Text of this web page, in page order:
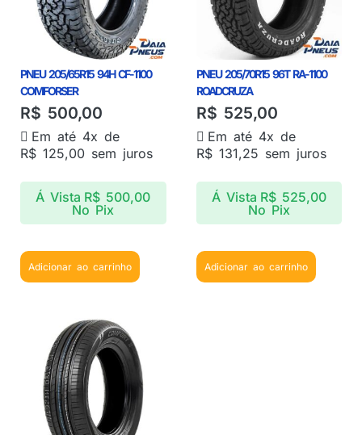
PNEU 205/65R15 94H CF-1100
COMFORSER
R$ 500,00
Em até 4x de
R$ 125,00 sem juros
Á Vista R$ 500,00
No Pix
Adicionar ao carrinho
PNEU 205/70R15 96T RA-1100
ROADCRUZA
R$ 525,00
Em até 4x de
R$131,25 sem juros
Á Vista R$525,00
No Pix
Adicionar ao carrinho